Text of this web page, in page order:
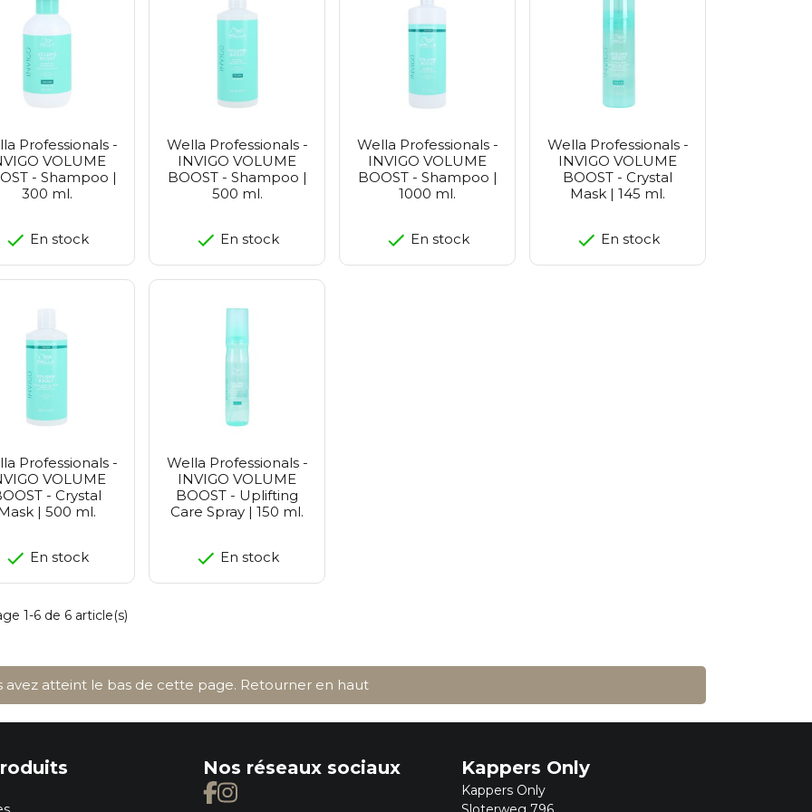
Petitfee
Realbarrier
Purito Seoul
Vt Cosmetics
Professionals -
VOLUME
- Shampoo |
300 ml.
En stock
Wella Professionals -
INVIGO VOLUME
BOOST - Shampoo |
500 ml.
En stock
Wella Professionals -
INVIGO VOLUME
BOOST - Shampoo |
1000 ml.
En stock
Wella Professionals -
INVIGO VOLUME
BOOST - Crystal
Mask | 145 ml.
En stock
Professionals -
VOLUME
- Crystal
| 500 ml.
En stock
Wella Professionals -
INVIGO VOLUME
BOOST - Uplifting
Care Spray | 150 ml.
En stock
1-6 de 6 article(s)
avez atteint le bas de cette page. Retourner en haut
Nos réseaux sociaux Kappers Only
Kappers Only